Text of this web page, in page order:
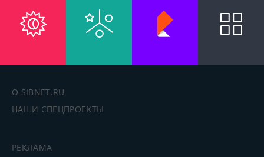
О SIBNET.RU
НАШИ СПЕЦПРОЕКТЫ
РЕКЛАМА